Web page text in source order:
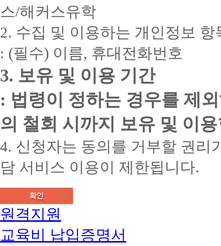
스/해커스유학
2. 수집 및 이용하는 개인정보 항
: (필수) 이름, 휴대전화번호
3. 보유 및 이용 기간
: 법령이 정하는 경우를 제
의 철회 시까지 보유 및 이
4. 신청자는 동의를 거부할 권리
담 서비스 이용이 제한됩니다.
원격지원
교육비 납입증명서